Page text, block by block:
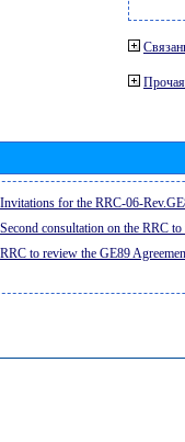
Invitations for the RRC-06-
Second consultation on the RRC
RRC to review the GE89